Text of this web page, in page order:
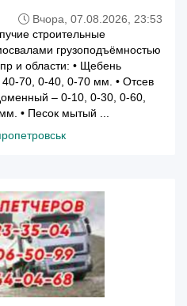
Вчора, 07.08.2026, 23:53
строительные
грузоподъёмностью
и области: • Щебень
70, 0-40, 0-70 мм. • Отсев
– 0-10, 0-30, 0-60,
• Песок мытый ...